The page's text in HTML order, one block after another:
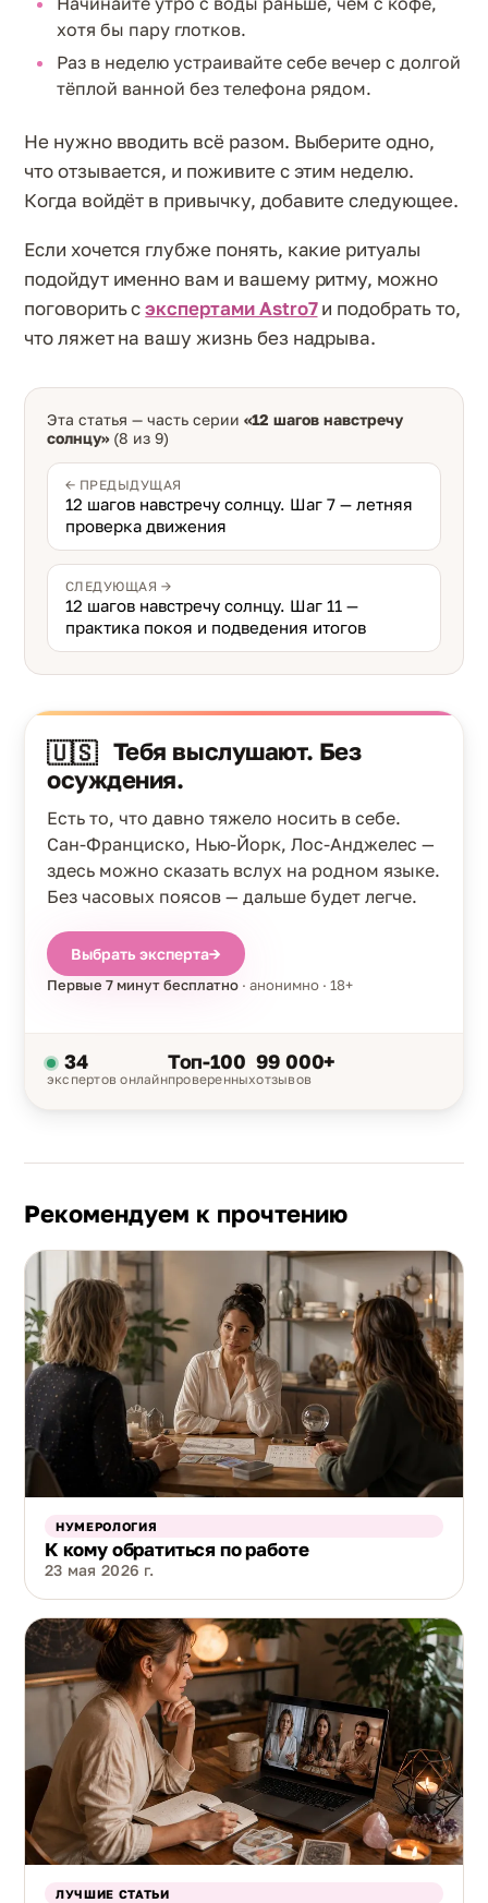
хотя бы пару глотков.
Раз в неделю устраивайте себе вечер с долгой
тёплой ванной без телефона рядом.
Не нужно вводить всё разом. Выберите одно,
что отзывается, и поживите с этим неделю.
Когда войдёт в привычку, добавите следующее.
Если хочется глубже понять, какие ритуалы
подойдут именно вам и вашему ритму, можно
поговорить сэкспертами Astro7и подобрать то,
что ляжет на вашу жизнь без надрыва.
Эта статья — часть серии «12 шагов навстречу
солнцу»(8 из 9)
← ПРЕДЫДУЩАЯ
12 шагов навстречу солнцу. Шаг 7 — летняя
проверка движения
СЛЕДУЮЩАЯ →
12 шагов навстречу солнцу. Шаг 11 —
практика покоя и подведения итогов
🇺🇸 Тебя выслушают. Без
осуждения.
Есть то, что давно тяжело носить в себе.
Сан-Франциско, Нью-Йорк, Лос-Анджелес —
здесь можно сказать вслух на родном языке.
Без часовых поясов — дальше будет легче.
Выбрать эксперта→
Первые 7 минут бесплатно · анонимно · 18+
34
экспертов онлайн
Топ-100
проверенных
99 000+
отзывов
Рекомендуем к прочтению
НУМЕРОЛОГИЯ
К кому обратиться по работе
23 мая 2026 г.
ЛУЧШИЕ СТАТЬИ